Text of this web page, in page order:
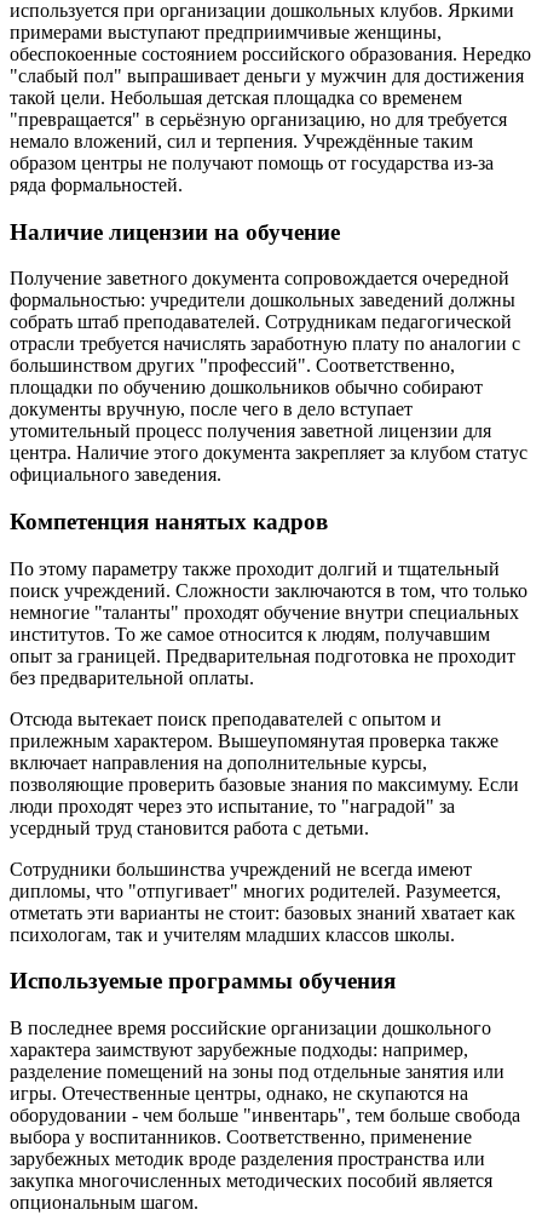
используется при организации дошкольных клубов. Яркими
примерами выступают предприимчивые женщины,
обеспокоенные состоянием российского образования. Нередко
"слабый пол" выпрашивает деньги у мужчин для достижения
такой цели. Небольшая детская площадка со временем
"превращается" в серьёзную организацию, но для требуется
немало вложений, сил и терпения. Учреждённые таким
образом центры не получают помощь от государства из-за
ряда формальностей.
Наличие лицензии на обучение
Получение заветного документа сопровождается очередной
формальностью: учредители дошкольных заведений должны
собрать штаб преподавателей. Сотрудникам педагогической
отрасли требуется начислять заработную плату по аналогии с
большинством других "профессий". Соответственно,
площадки по обучению дошкольников обычно собирают
документы вручную, после чего в дело вступает
утомительный процесс получения заветной лицензии для
центра. Наличие этого документа закрепляет за клубом статус
официального заведения.
Компетенция нанятых кадров
По этому параметру также проходит долгий и тщательный
поиск учреждений. Сложности заключаются в том, что только
немногие "таланты" проходят обучение внутри специальных
институтов. То же самое относится к людям, получавшим
опыт за границей. Предварительная подготовка не проходит
без предварительной оплаты.
Отсюда вытекает поиск преподавателей с опытом и
прилежным характером. Вышеупомянутая проверка также
включает направления на дополнительные курсы,
позволяющие проверить базовые знания по максимуму. Если
люди проходят через это испытание, то "наградой" за
усердный труд становится работа с детьми.
Сотрудники большинства учреждений не всегда имеют
дипломы, что "отпугивает" многих родителей. Разумеется,
отметать эти варианты не стоит: базовых знаний хватает как
психологам, так и учителям младших классов школы.
Используемые программы обучения
В последнее время российские организации дошкольного
характера заимствуют зарубежные подходы: например,
разделение помещений на зоны под отдельные занятия или
игры. Отечественные центры, однако, не скупаются на
оборудовании - чем больше "инвентарь", тем больше свобода
выбора у воспитанников. Соответственно, применение
зарубежных методик вроде разделения пространства или
закупка многочисленных методических пособий является
опциональным шагом.